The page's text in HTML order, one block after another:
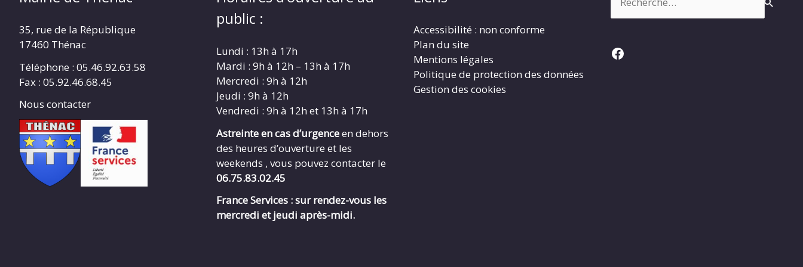
35, rue de la République
17460 Thénac
Téléphone : 05.46.92.63.58
Fax : 05.92.46.68.45
Nous contacter
public :
Lundi : 13h à 17h
Mardi : 9h à 12h – 13h à 17h
Mercredi : 9h à 12h
Jeudi : 9h à 12h
Vendredi : 9h à 12h et 13h à 17h
Astreinte en cas d’urgenceen dehors
des heures d’ouverture et les
weekends , vous pouvez contacter le
06.75.83.02.45
France Services : sur rendez-vous les
mercredi et jeudi après-midi.
Accessibilité : non conforme
Plan du site
Mentions légales
Politique de protection des données
Gestion des cookies
Facebook